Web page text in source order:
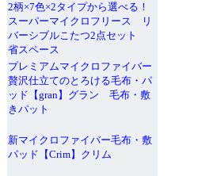
2柄×7色×2タイプから選べる！
スーパーマイクロフリース リ
バーシブルこたつ2点セット
省スペース
プレミアムマイクロファイバー
贅沢仕立てのとろける毛布・パ
ッド【gran】グラン 毛布・敷
きパット
新マイクロファイバー毛布・敷
パッド【Crim】クリム